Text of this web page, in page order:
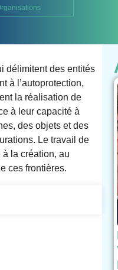
délimitent des entités
à l’autoprotection,
la réalisation de
à leur capacité à
des objets et des
Le travail de
la création, au
ces frontières.